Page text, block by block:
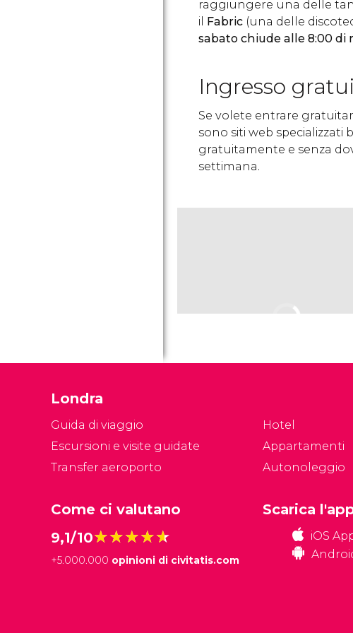
raggiungere una delle
il Fabric (una delle
sabato chiude alle 8:00 di
Ingresso
Se volete entrare
sono siti web
gratuitamente e senza
settimana.
Londra
Guida di viaggio
Escursioni e visite guidate
Transfer aeroporto
Hotel
Appartamenti
Autonoleggio
Come ci valutano
9,1/10★★★★★
★★★★★
+5.000.000 opinioni di civitatis.com
Scarica
iOS